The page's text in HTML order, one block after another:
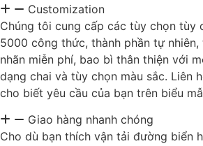
Customization
Chúng tôi cung cấp các tùy chọn tùy
5000 công thức, thành phần tự
nhãn miễn phí, bao bì thân thiện với
dạng chai và tùy chọn màu sắc. Liên
cho biết yêu cầu của bạn trên biểu
Giao hàng nhanh chóng
Cho dù bạn thích vận tải đường biển